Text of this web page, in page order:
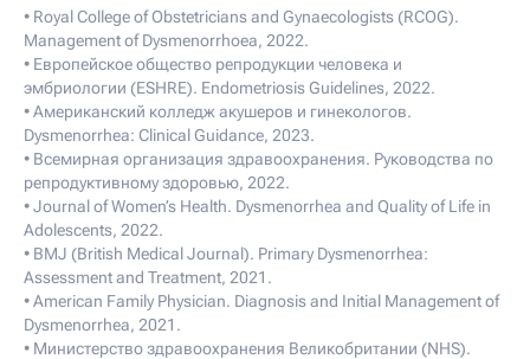
• Royal College of Obstetricians and Gynaecologists (RCOG).
Management of Dysmenorrhoea, 2022.
• Европейское общество репродукции человека и
эмбриологии (ESHRE). Endometriosis Guidelines, 2022.
• Американский колледж акушеров и гинекологов.
Dysmenorrhea: Clinical Guidance, 2023.
• Всемирная организация здравоохранения. Руководства по
репродуктивному здоровью, 2022.
• Journal of Women’s Health. Dysmenorrhea and Quality of Life in
Adolescents, 2022.
• BMJ (British Medical Journal). Primary Dysmenorrhea:
Assessment and Treatment, 2021.
• American Family Physician. Diagnosis and Initial Management of
Dysmenorrhea, 2021.
• Министерство здравоохранения Великобритании (NHS).